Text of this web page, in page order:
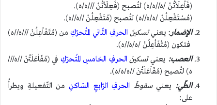
(فَاْعِلَاْتُنْ /ه//ه/ه) لتُصبح (فَعِلَاْتُنْ ///ه/ه).
(مُسْتَفْعِلُنْ /ه/ه//ه) لتُصبح (مُتَفْعِلُنْ //ه//ه).
الإضمار: يعنيتسكينَ الحرفِ الثّاني المُتحرّكِ من (مُتَفَاْعِلُنْ ///ه//ه)
فتكون (مُتْفَاْعِلُنْ /ه/ه//ه).
العصب: يعنيتسكينَ الحرفِ الخامسِ المُتحرّكِ في (مُفَاْعَلَتُنْ //ه///
ه) لتُصبح (مُفَاْعَلْتُنْ //ه/ه/ه).
الطّي: يعنيسقوطَ الحرفِ الرّابعِ السّاكنِ من التّفعيلةِ ويطرأُ
على: